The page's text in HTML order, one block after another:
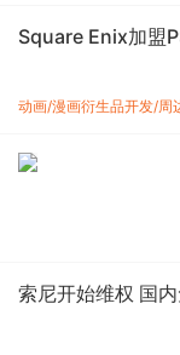
Square Enix加盟
动画/漫画衍生品开发/周
索尼开始维权 国